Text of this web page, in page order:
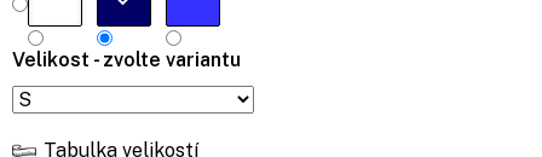
Velikost - zvolte variantu
Tabulka velikostí